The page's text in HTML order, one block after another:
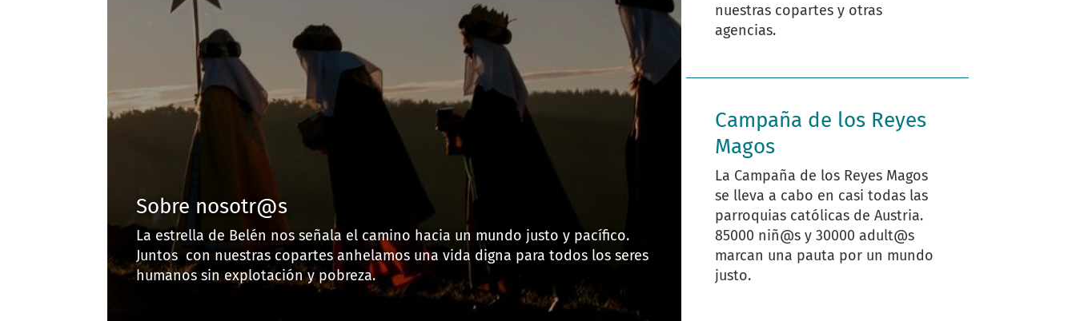
Sobre nosotr@s
La estrella de Belén nos señala el camino hacia un mundo justo y pacífico.
Juntos con nuestras copartes anhelamos una vida digna para todos los seres
humanos sin explotación y pobreza.
nuestras copartes y otras
agencias.
Campaña de los Reyes
Magos
La Campaña de los Reyes Magos
se lleva a cabo en casi todas las
parroquias católicas de Austria.
85000 niñ@s y 30000 adult@s
marcan una pauta por un mundo
justo.